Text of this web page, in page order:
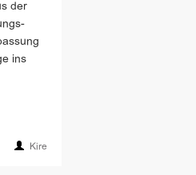
der
ins
Kire